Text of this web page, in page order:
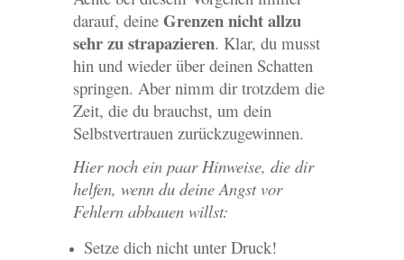
darauf, deine Grenzen nicht allzu
sehr zu strapazieren. Klar, du musst
hin und wieder über deinen Schatten
springen. Aber nimm dir trotzdem die
Zeit, die du brauchst, um dein
Selbstvertrauen zurückzugewinnen.
Hier noch ein paar Hinweise, die dir
helfen, wenn du deine Angst vor
Fehlern abbauen willst:
Setze dich nicht unter Druck!